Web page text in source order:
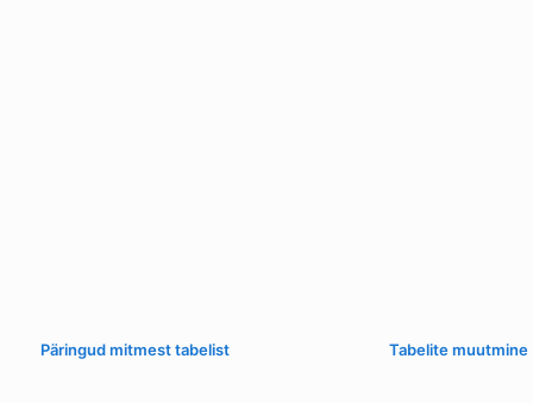
Päringud mitmest tabelist Tabelite muutmine